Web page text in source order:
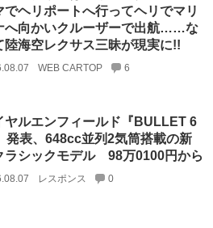
でヘリポートへ行ってヘリでマリ
へ向かいクルーザーで出航……な
陸海空レクサス三昧が現実に!!
WEB CARTOP 6
ヤルエンフィールド『BULLET 6
発表、648cc並列2気筒搭載の新
ラシックモデル 98万0100円から
レスポンス 0